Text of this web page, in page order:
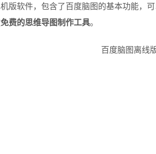
版软件，包含了百度脑图的基本功能，
免费的思维导图制作工具。